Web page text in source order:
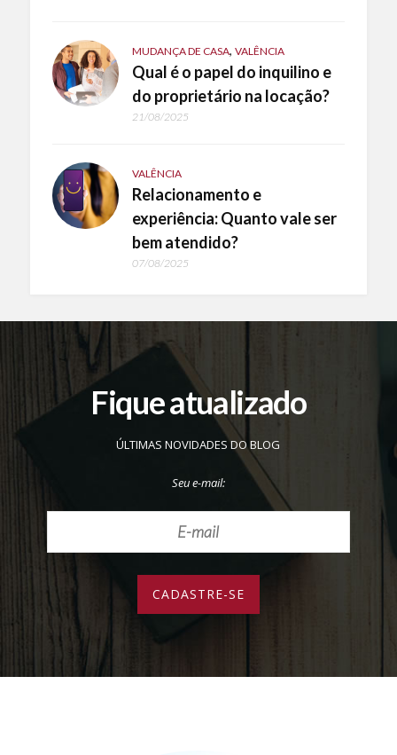
MUDANÇA DE CASA, VALÊNCIA
Qual é o papel do inquilino e
do proprietário na locação?
21/08/2025
VALÊNCIA
Relacionamento e
experiência: Quanto vale ser
bem atendido?
07/08/2025
Fique atualizado
ÚLTIMAS NOVIDADES DO BLOG
Seu e-mail: